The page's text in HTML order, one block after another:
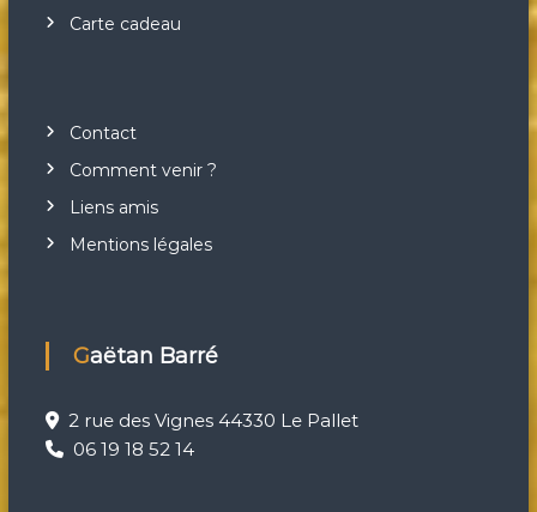
Carte cadeau
Contact
Comment venir ?
Liens amis
Mentions légales
Gaëtan Barré
2 rue des Vignes 44330 Le Pallet
06 19 18 52 14